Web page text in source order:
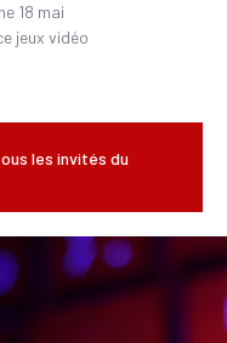
18 mai
jeux vidéo
les invités du